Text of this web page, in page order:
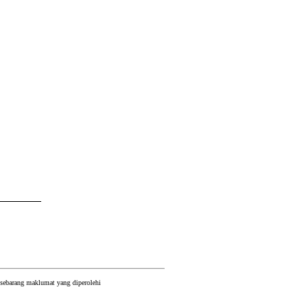
maklumat yang diperolehi